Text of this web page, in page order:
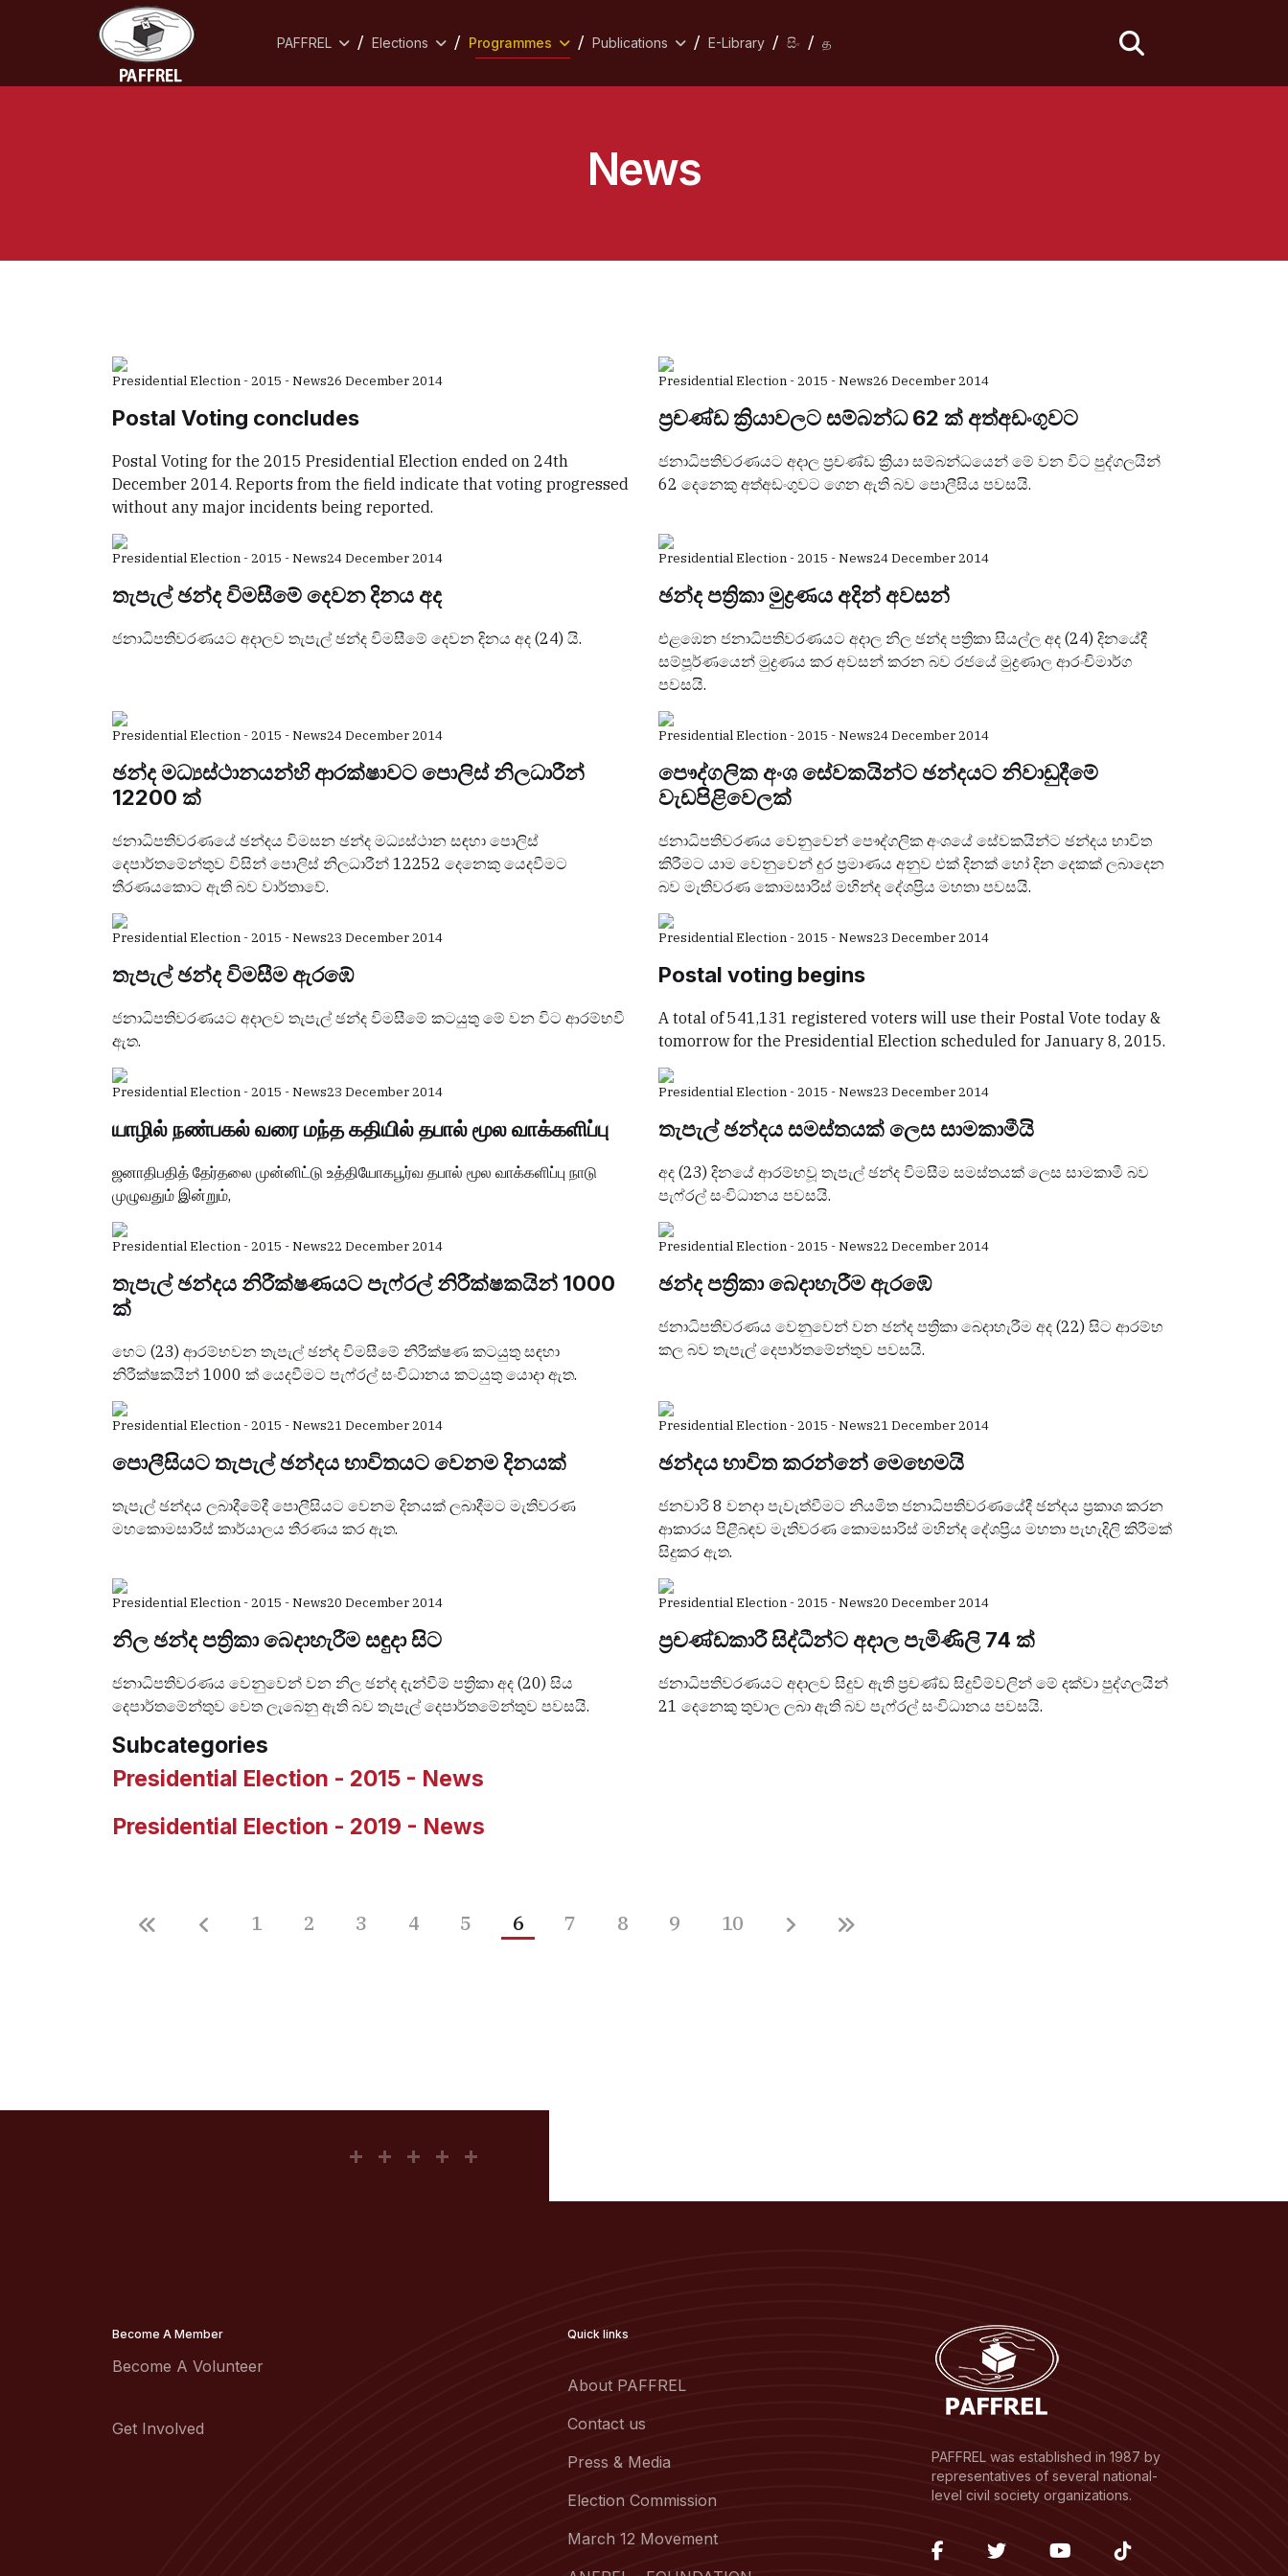
PAFFREL Elections Programmes Publications E-Library සිං த
fa-
search
News
Presidential Election - 2015 - News26 December 2014
Postal Voting concludes
Postal Voting for the 2015 Presidential Election ended on 24th
December 2014. Reports from the field indicate that voting progressed
without any major incidents being reported.
Presidential Election - 2015 - News26 December 2014
ප්‍රචණ්ඩ ක්‍රියාවලට සම්බන්ධ 62 ක් අත්අඩංගුවට
ජනාධිපතිවරණයට අදාල ප්‍රචණ්ඩ ක්‍රියා සම්බන්ධයෙන් මේ වන විට පුද්ගලයින්
62 දෙනෙකු අත්අඩංගුවට ගෙන ඇති බව පොලීසිය පවසයි.
Presidential Election - 2015 - News24 December 2014
තැපැල් ඡන්ද විමසීමේ දෙවන දිනය අද
ජනාධිපතිවරණයට අදාලව තැපැල් ඡන්ද විමසීමේ දෙවන දිනය අද (24) යි.
Presidential Election - 2015 - News24 December 2014
ඡන්ද පත්‍රිකා මුද්‍රණය අදින් අවසන්
එළඹෙන ජනාධිපතිවරණයට අදාල නිල ඡන්ද පත්‍රිකා සියල්ල අද (24) දිනයේදී
සම්පූර්ණයෙන් මුද්‍රණය කර අවසන් කරන බව රජයේ මුද්‍රණාල ආරංචිමාර්ග
පවසයි.
Presidential Election - 2015 - News24 December 2014
ඡන්ද මධ්‍යස්ථානයන්හි ආරක්ෂාවට පොලිස් නිලධාරීන්
12200 ක්
ජනාධිපතිවරණයේ ඡන්දය විමසන ඡන්ද මධ්‍යස්ථාන සඳහා පොලිස්
දෙපාර්තමේන්තුව විසින් පොලිස් නිලධාරීන් 12252 දෙනෙකු යෙදවීමට
තීරණයකොට ඇති බව වාර්තාවේ.
Presidential Election - 2015 - News24 December 2014
පෞද්ගලික අංශ සේවකයින්ට ඡන්දයට නිවාඩුදීමේ
වැඩපිළිවෙලක්
ජනාධිපතිවරණය වෙනුවෙන් පෞද්ගලික අංශයේ සේවකයින්ට ඡන්දය භාවිත
කිරීමට යාම වෙනුවෙන් දුර ප්‍රමාණය අනුව එක් දිනක් හෝ දින දෙකක් ලබාදෙන
බව මැතිවරණ කොමසාරිස් මහින්ද දේශප්‍රිය මහතා පවසයි.
Presidential Election - 2015 - News23 December 2014
තැපැල් ඡන්ද විමසීම ඇරඹේ
ජනාධිපතිවරණයට අදාලව තැපැල් ඡන්ද විමසීමේ කටයුතු මේ වන විට ආරම්භවී
ඇත.
Presidential Election - 2015 - News23 December 2014
Postal voting begins
A total of 541,131 registered voters will use their Postal Vote today &
tomorrow for the Presidential Election scheduled for January 8, 2015.
Presidential Election - 2015 - News23 December 2014
யாழில் நண்பகல் வரை மந்த கதியில் தபால் மூல வாக்களிப்பு
ஜனாதிபதித் தேர்தலை முன்னிட்டு உத்தியோகபூர்வ தபால் மூல வாக்களிப்பு நாடு
முழுவதும் இன்றும்,
Presidential Election - 2015 - News23 December 2014
තැපැල් ඡන්දය සමස්තයක් ලෙස සාමකාමීයි
අද (23) දිනයේ ආරම්භවූ තැපැල් ඡන්ද විමසීම සමස්තයක් ලෙස සාමකාමී බව
පැෆ්රල් සංවිධානය පවසයි.
Presidential Election - 2015 - News22 December 2014
තැපැල් ඡන්දය නිරීක්ෂණයට පැෆ්රල් නිරීක්ෂකයින් 1000
ක්
හෙට (23) ආරම්භවන තැපැල් ඡන්ද විමසීමේ නිරීක්ෂණ කටයුතු සඳහා
නිරීක්ෂකයින් 1000 ක් යෙදවීමට පැෆ්රල් සංවිධානය කටයුතු යොදා ඇත.
Presidential Election - 2015 - News22 December 2014
ඡන්ද පත්‍රිකා බෙදාහැරීම ඇරඹේ
ජනාධිපතිවරණය වෙනුවෙන් වන ඡන්ද පත්‍රිකා බෙදාහැරීම අද (22) සිට ආරම්භ
කල බව තැපැල් දෙපාර්තමේන්තුව පවසයි.
Presidential Election - 2015 - News21 December 2014
පොලීසියට තැපැල් ඡන්දය භාවිතයට වෙනම දිනයක්
තැපැල් ඡන්දය ලබාදීමේදී පොලීසියට වෙනම දිනයක් ලබාදීමට මැතිවරණ
මහකොමසාරිස් කාර්යාලය තීරණය කර ඇත.
Presidential Election - 2015 - News21 December 2014
ඡන්දය භාවිත කරන්නේ මෙහෙමයි
ජනවාරි 8 වනදා පැවැත්වීමට නියමිත ජනාධිපතිවරණයේදී ඡන්දය ප්‍රකාශ කරන
ආකාරය පිළීබඳව මැතිවරණ කොමසාරිස් මහින්ද‍ දේශප්‍රිය මහතා පැහැදිලි කිරීමක්
සිදුකර ඇත.
Presidential Election - 2015 - News20 December 2014
නිල ඡන්ද පත්‍රිකා බෙදාහැරීම සඳුදා සිට
ජනාධිපතිවරණය වෙනුවෙන් වන නිල ඡන්ද දැන්වීම් පත්‍රිකා අද (20) සිය
දෙපාර්තමේන්තුව වෙත ලැබෙනු ඇති බව තැපැල් දෙපාර්තමේන්තුව පවසයි.
Presidential Election - 2015 - News20 December 2014
ප්‍රචණ්ඩකාරී සිද්ධීන්ට අදාල පැමිණිලි 74 ක්
ජනාධිපතිවරණයට අදාලව සිදුව ඇති ප්‍රචණ්ඩ සිදුවීම්වලින් මේ දක්වා පුද්ගලයින්
21 දෙනෙකු තුවාල ලබා ඇති බව පැෆ්රල් සංවිධානය පවසයි.
Subcategories
Presidential Election - 2015 - News
Presidential Election - 2019 - News
1 2 3 4 5 6 7 8 9 10
Become A Member
Become A Volunteer
Get Involved
Quick links
About PAFFREL
Contact us
Press & Media
Election Commission
March 12 Movement
PAFFREL was established in 1987 by
representatives of several national-
level civil society organizations.
fab
fab